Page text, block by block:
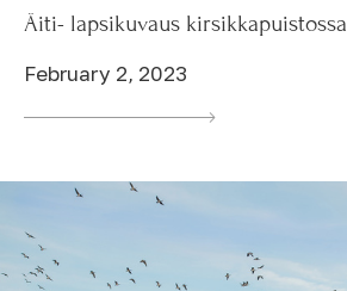
Äiti- lapsikuvaus kirsikkapuistossa
February 2, 2023